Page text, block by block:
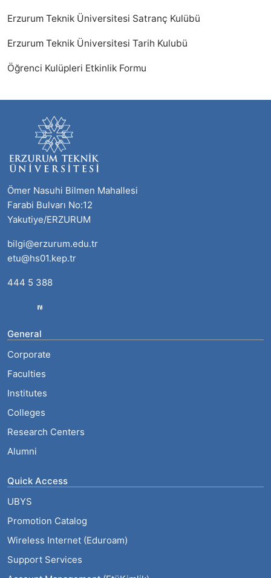
Erzurum Teknik Üniversitesi Satranç Kulübü
Erzurum Teknik Üniversitesi Tarih Kulubü
Öğrenci Kulüpleri Etkinlik Formu
Ömer Nasuhi Bilmen Mahallesi
Farabi Bulvarı No:12
Yakutiye/ERZURUM
bilgi@erzurum.edu.tr
etu@hs01.kep.tr
444 5 388
General
Corporate
Faculties
Institutes
Colleges
Research Centers
Alumni
Quick Access
UBYS
Promotion Catalog
Wireless Internet (Eduroam)
Support Services